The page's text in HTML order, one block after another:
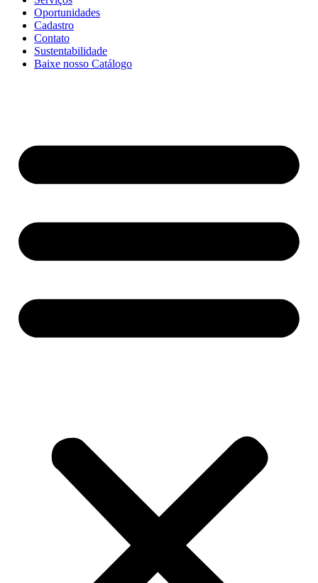
Oportunidades
Cadastro
Contato
Sustentabilidade
Baixe nosso Catálogo